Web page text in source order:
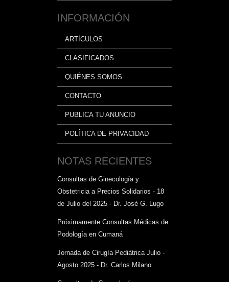
INFORMACIÓN
ARTÍCULOS
CLASIFICADOS
QUIÉNES SOMOS
CONTACTO
PUBLICA TU ANUNCIO
POLÍTICA DE PRIVACIDAD
NOTAS RECIENTES
Consultas de Ginecología y
Obstetricia a Precios Solidarios - 18
de Julio del 2025 - Dr. José G. Lugo
Próximamente Consultas Médicas de
Podología en Cumaná
Jornada de Cirugía Pediátrica Julio -
Agosto 2025 - Dr. Carlos Milano